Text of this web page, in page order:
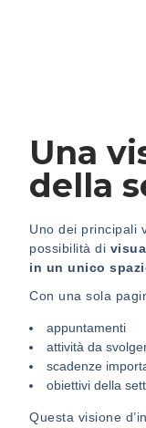
Una
della
Uno dei principali
possibilità di
in un unico
Con una sola
appuntamenti
attività da
scadenze
obiettivi della
Questa visione